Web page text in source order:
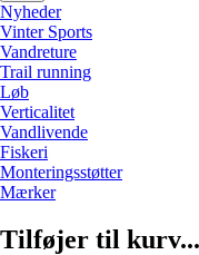
Nyheder
Vinter Sports
Vandreture
Trail running
Løb
Verticalitet
Vandlivende
Fiskeri
Monteringsstøtter
Mærker
Tilføjer til kurv...